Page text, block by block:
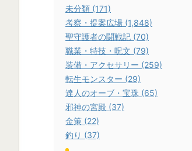
未分類 (171)
考察・提案広場 (1,848)
聖守護者の闘戦記 (70)
職業・特技・呪文 (79)
装備・アクセサリー (259)
転生モンスター (29)
達人のオーブ・宝珠 (65)
邪神の宮殿 (37)
金策 (22)
釣り (37)